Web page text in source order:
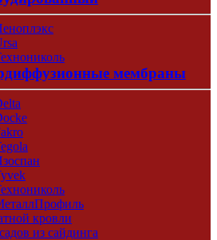
мембраны
кровли
из сайдинга